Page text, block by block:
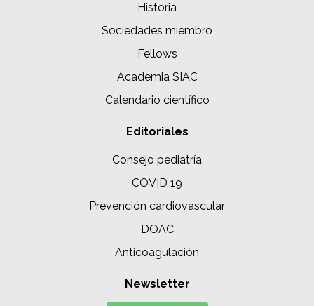
Historia
Sociedades miembro
Fellows
Academia SIAC
Calendario científico
Editoriales
Consejo pediatría
COVID 19
Prevención cardiovascular
DOAC
Anticoagulación
Newsletter